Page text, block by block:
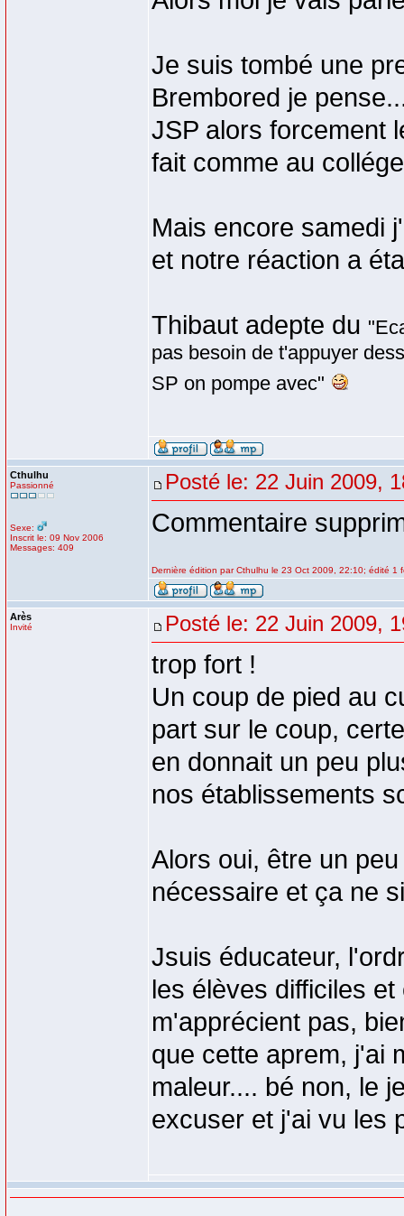
Je suis tombé une
Brembored je
JSP alors forcement
fait comme au
Mais encore samedi
et notre réaction a
Thibaut adepte du
pas besoin de t'appuyer
SP on pompe avec"
Cthulhu
Passionné
Sexe:
Inscrit le: 09 Nov 2006
Messages: 409
Posté le: 22 Juin 2009,
Commentaire
Dernière édition par Cthulhu le 23 Oct 2009, 22:10; édité 1
Arès
Invité Posté le: 22 Juin 2009,
trop fort !
Un coup de pied au
part sur le coup,
en donnait un peu
nos établissements
Alors oui, être un
nécessaire et ça ne
Jsuis éducateur,
les élèves difficiles
m'apprécient pas,
que cette aprem, j'ai
maleur.... bé non, le
excuser et j'ai vu les